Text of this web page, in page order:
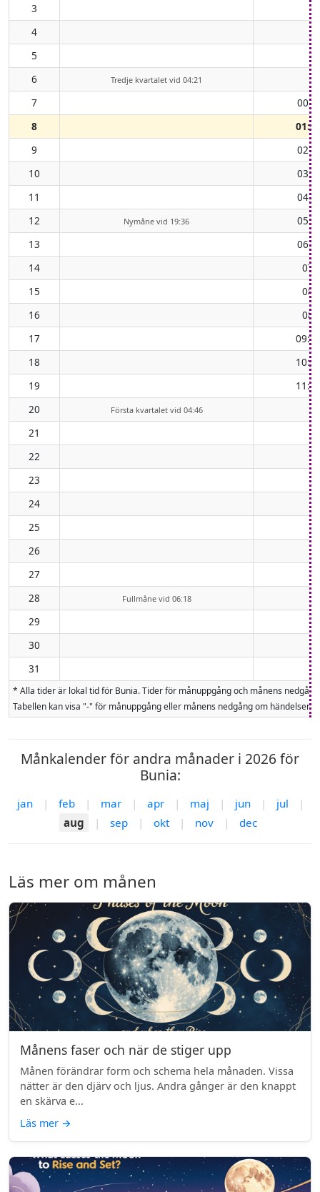
3
4
5
6
Tredje kvartalet vid 04:21
7
8
9
10
11
12
Nymåne vid 19:36
13
14
15
16
17
18
19
20 Första kvartalet vid 04:46
21
22
23
24
25
26
27
28
Fullmåne vid 06:18
29
30
31
* Alla tider är lokal tid för Bunia. Tider för månuppgång och månens
Tabellen kan visa "-" för månuppgång eller månens nedgång om
Månkalender för andra månader i 2026 för
Bunia:
jan | feb | mar | apr | maj | jun | jul
|
aug
| sep | okt | nov | dec
Läs mer om månen
Månens faser och när de stiger upp
Månen förändrar form och schema hela månaden. Vissa
nätter är den djärv och ljus. Andra gånger är den knappt
en skärva e...
Läs mer →